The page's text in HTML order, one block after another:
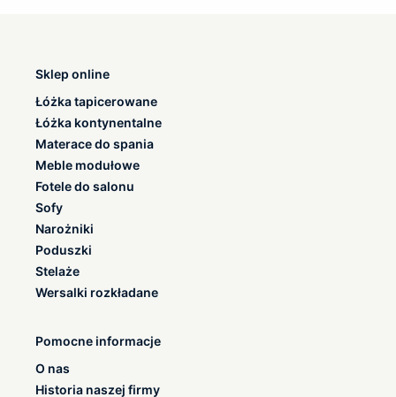
Sklep online
Łóżka tapicerowane
Łóżka kontynentalne
Materace do spania
Meble modułowe
Fotele do salonu
Sofy
Narożniki
Poduszki
Stelaże
Wersalki rozkładane
Pomocne informacje
O nas
Historia naszej firmy